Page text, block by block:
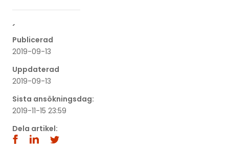
´
Publicerad
2019-09-13
Uppdaterad
2019-09-13
Sista ansökningsdag:
2019-11-15 23:59
Dela artikel: